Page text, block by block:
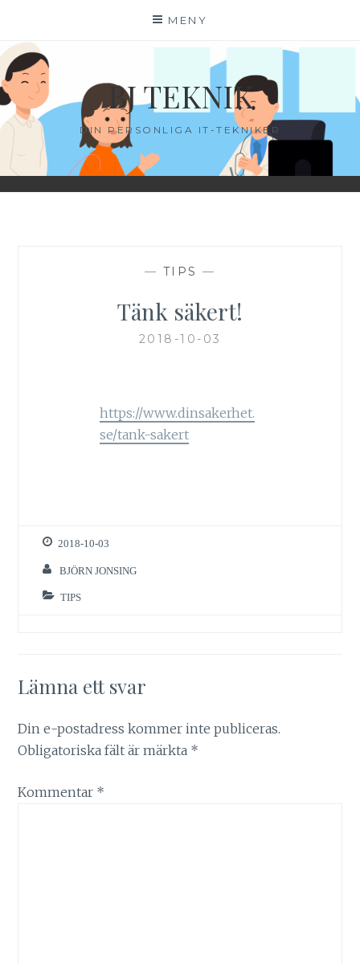
innehåll
MENY
BJ TEKNIK
DIN PERSONLIGA IT-TEKNIKER
— TIPS —
Tänk säkert!
2018-10-03
https://www.dinsakerhet.
se/tank-sakert
2018-10-03
BJÖRN JONSING
TIPS
Lämna ett svar
Din e-postadress kommer inte publiceras.
Obligatoriska fält är märkta *
Kommentar *